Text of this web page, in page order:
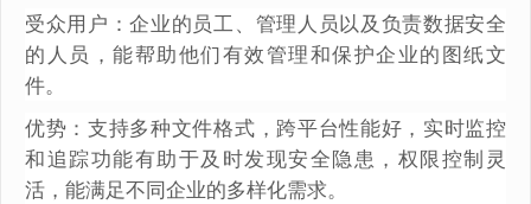
受众用户：企业的员工、管理人员以及负责数据安全
的人员，能帮助他们有效管理和保护企业的图纸文
件。
优势：支持多种文件格式，跨平台性能好，实时监控
和追踪功能有助于及时发现安全隐患，权限控制灵
活，能满足不同企业的多样化需求。